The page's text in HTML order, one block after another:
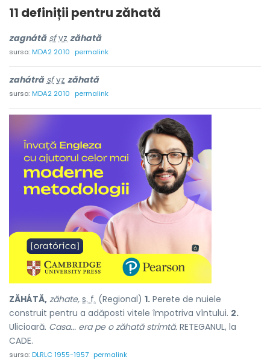
11 definiții pentru zăhată
zagnátă sf vz zăhată
sursa:MDA2 2010 permalink
zahátră sf vz zăhată
sursa:MDA2 2010 permalink
ZĂHÁTĂ, zăhate, s. f. (Regional) 1. Perete de nuiele
construit pentru a adăposti vitele împotriva vîntului. 2.
Ulicioară. Casa... era pe o zăhată strimtă. RETEGANUL, la
CADE.
sursa:DLRLC 1955-1957 permalink